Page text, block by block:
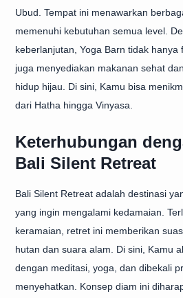
Ubud. Tempat ini menawarkan
memenuhi kebutuhan semua level.
keberlanjutan, Yoga Barn tidak hanya
juga menyediakan makanan sehat
hidup hijau. Di sini, Kamu bisa
dari Hatha hingga Vinyasa.
Keterhubungan
Bali Silent Retreat
Bali Silent Retreat adalah destinasi
yang ingin mengalami kedamaian.
keramaian, retret ini memberikan
hutan dan suara alam. Di sini, Kamu
dengan meditasi, yoga, dan dibekali
menyehatkan. Konsep diam ini